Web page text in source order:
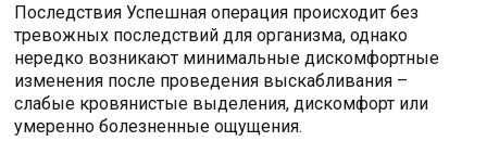
Последствия Успешная операция происходит без
тревожных последствий для организма, однако
нередко возникают минимальные дискомфортные
изменения после проведения выскабливания –
слабые кровянистые выделения, дискомфорт или
умеренно болезненные ощущения.